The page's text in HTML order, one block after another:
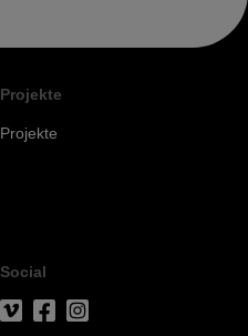
Projekte
Projekte
Social